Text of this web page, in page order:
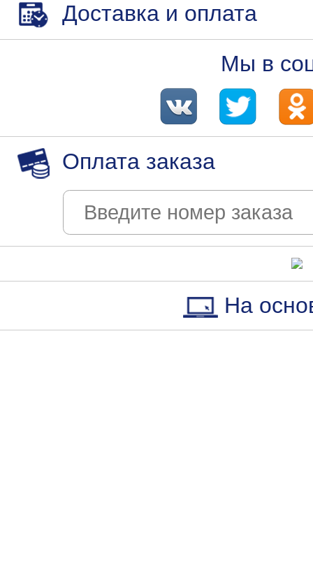
Доставка и оплата
Мы в
Оплата заказа
На